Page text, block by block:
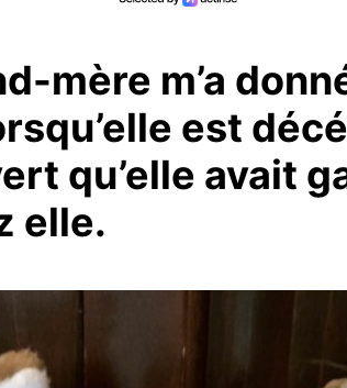
mère m’a
est
qu’elle avait
elle.